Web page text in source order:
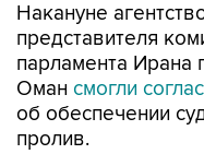
Накануне
представителя
парламента Ирана
Оман смогли
об обеспечении
пролив.